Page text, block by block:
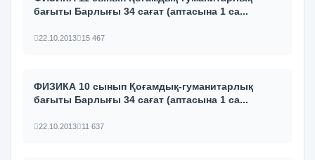
бағыты Барлығы 34 сағат (аптасына 1 са...
22.10.2013 15 467
ФИЗИКА 10 сынып Қоғамдық-гуманитарлық
бағыты Барлығы 34 сағат (аптасына 1 са...
22.10.2013 11 637